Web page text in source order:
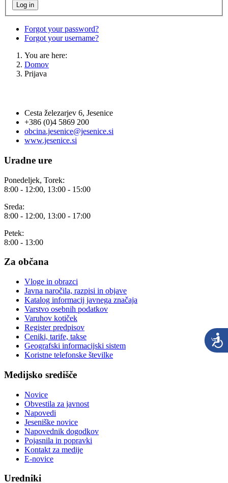
Log in
Forgot your password?
Forgot your username?
You are here:
Domov
Prijava
Cesta železarjev 6, Jesenice
+386 (0)4 5869 200
obcina.jesenice@jesenice.si
www.jesenice.si
Uradne ure
Ponedeljek, Torek:
8:00 - 12:00, 13:00 - 15:00
Sreda:
8:00 - 12:00, 13:00 - 17:00
Petek:
8:00 - 13:00
Za občana
Vloge in obrazci
Javna naročila, razpisi in objave
Katalog informacij javnega značaja
Varstvo osebnih podatkov
Varuhov kotiček
Register predpisov
Ceniki, tarife, takse
Geografski informacijski sistem
Koristne telefonske številke
Medijsko središče
Novice
Obvestila za javnost
Napovedi
Jeseniške novice
Napovednik dogodkov
Pojasnila in popravki
Kontakt za medije
E-novice
Uredniki